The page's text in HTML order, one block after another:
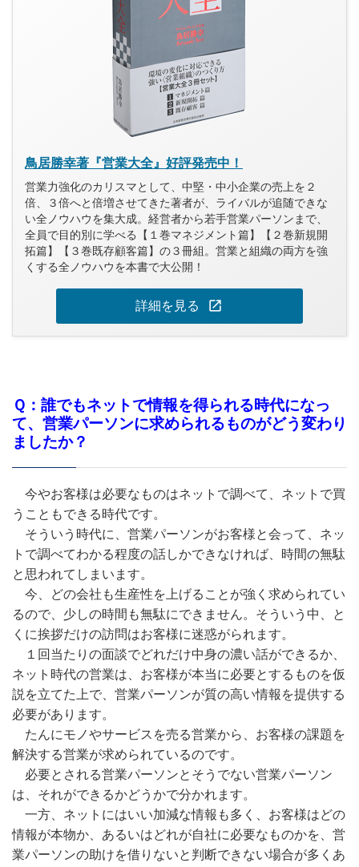
鳥居勝幸著『営業大全』好評発売中！
営業力強化のカリスマとして、中堅・中小企業の売上を２
倍、３倍へと倍増させてきた著者が、ライバルが追随できな
い全ノウハウを集大成。経営者から若手営業パーソンまで、
全員で目的別に学べる【１巻マネジメント篇】【２巻新規開
拓篇】【３巻既存顧客篇】の３冊組。営業と組織の両方を強
くする全ノウハウを本書で大公開！
詳細を見る open_in_new
Ｑ：誰でもネットで情報を得られる時代になっ
て、営業パーソンに求められるものがどう変わり
ましたか？
今やお客様は必要なものはネットで調べて、ネットで買
うこともできる時代です。
そういう時代に、営業パーソンがお客様と会って、ネッ
トで調べてわかる程度の話しかできなければ、時間の無駄
と思われてしまいます。
今、どの会社も生産性を上げることが強く求められてい
るので、少しの時間も無駄にできません。そういう中、と
くに挨拶だけの訪問はお客様に迷惑がられます。
１回当たりの面談でどれだけ中身の濃い話ができるか、
ネット時代の営業は、お客様が本当に必要とするものを仮
説を立てた上で、営業パーソンが質の高い情報を提供する
必要があります。
たんにモノやサービスを売る営業から、お客様の課題を
解決する営業が求められているのです。
必要とされる営業パーソンとそうでない営業パーソン
は、それができるかどうかで分かれます。
一方、ネットにはいい加減な情報も多く、お客様はどの
情報が本物か、あるいはどれが自社に必要なものかを、営
業パーソンの助けを借りないと判断できない場合が多くあ